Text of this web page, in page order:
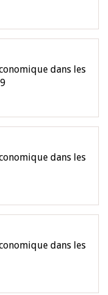
dans les
dans les
dans les